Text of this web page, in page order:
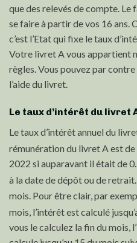
que des relevés de compte. Le
se faire à partir de vos 16 ans.
c’est l’Etat qui fixe le taux
Votre livret A vous appartient
règles. Vous pouvez par
l’aide du livret.
Le taux d’intérêt du livret
Le taux d’intérêt annuel du
rémunération du livret A est de
2022 si auparavant il était de
à la date de dépôt ou de retrait.
mois. Pour être clair, par
mois, l’intérêt est calculé
vous le calculez la fin du mois,